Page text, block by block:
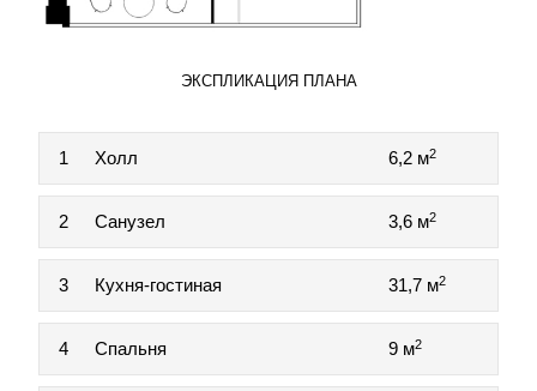
ЭКСПЛИКАЦИЯ ПЛАНА
1 Холл 6,2 м2
2 Санузел 3,6 м2
3 Кухня-гостиная 31,7 м2
4 Спальня 9 м2